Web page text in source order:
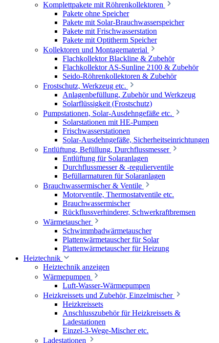
Komplettpakete mit Röhrenkollektoren
Pakete ohne Speicher
Pakete mit Solar-Brauchwasserspeicher
Pakete mit Frischwasserstation
Pakete mit Optitherm Speicher
Kollektoren und Montagematerial
Flachkollektor Blackline & Zubehör
Flachkollektor AS-Sunline 2100 & Zubehör
Seido-Röhrenkollektoren & Zubehör
Frostschutz, Werkzeug etc.
Anlagenbefüllung, Zubehör und Werkzeug
Solarflüssigkeit (Frostschutz)
Pumpstationen, Solar-Ausdehngefäße etc.
Solarstationen mit HE-Pumpen
Frischwasserstationen
Solar-Ausdehngefäße, Sicherheitseinrichtungen
Entlüftung, Befüllung, Durchflussmesser
Entlüftung für Solaranlagen
Durchflussmesser & -regulierventile
Befüllarmaturen für Solaranlagen
Brauchwassermischer & Ventile
Motorventile, Thermostatventile etc.
Brauchwassermischer
Rückflussverhinderer, Schwerkraftbremsen
Wärmetauscher
Schwimmbadwärmetauscher
Plattenwärmetauscher für Solar
Plattenwärmetauscher für Heizung
Heiztechnik
Heiztechnik anzeigen
Wärmepumpen
Luft-Wasser-Wärmepumpen
Heizkreissets und Zubehör, Einzelmischer
Heizkreissets
Anschlusszubehör für Heizkreissets &
Ladestationen
Einzel-3-Wege-Mischer etc.
Ladestationen